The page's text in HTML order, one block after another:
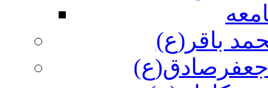
باقر(ع)
جعفرصادق(ع)